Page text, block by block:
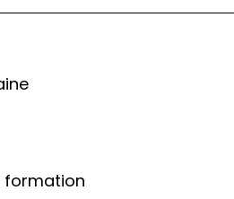
formation